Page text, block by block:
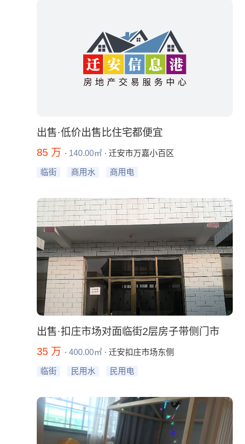
出售·低价出售比住宅都便宜
85 万 · 140.00㎡ · 迁安市万嘉小百区
临街 商用水 商用电
出售·扣庄市场对面临街2层房子带侧门市
35 万 · 400.00㎡ · 迁安扣庄市场东侧
临街 民用水 民用电